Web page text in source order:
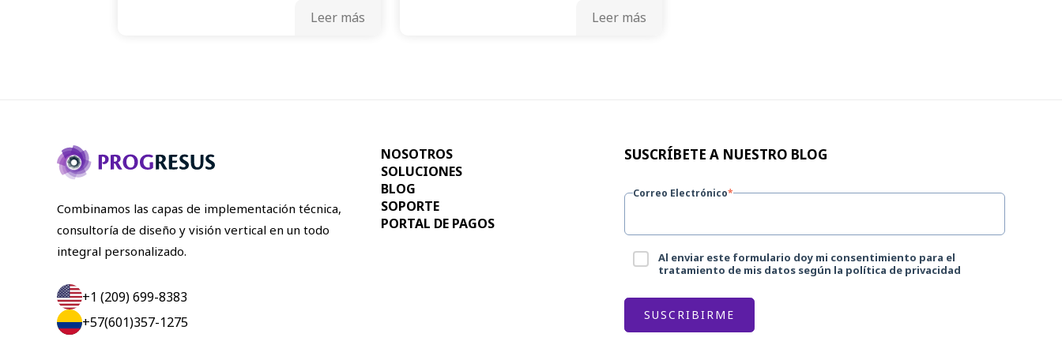
Leer más Leer más
Combinamos las capas de implementación técnica,
consultoría de diseño y visión vertical en un todo
integral personalizado.
+1 (209) 699-8383
+57(601)357-1275
NOSOTROS
SOLUCIONES
BLOG
SOPORTE
PORTAL DE PAGOS
SUSCRÍBETE A NUESTRO BLOG
Correo Electrónico*
Al enviar este formulario doy mi consentimiento para el
tratamiento de mis datos según la política de privacidad